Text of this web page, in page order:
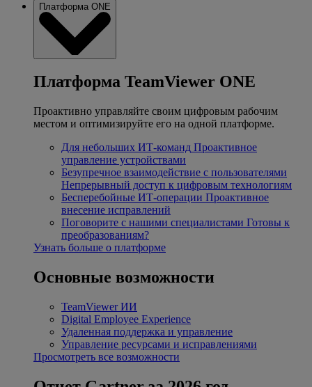
Платформа ONE
Платформа TeamViewer ONE
Проактивно управляйте своим цифровым рабочим
местом и оптимизируйте его на одной платформе.
Для небольших ИТ-команд Проактивное
управление устройствами
Безупречное взаимодействие с пользователями
Непрерывный доступ к цифровым технологиям
Бесперебойные ИТ-операции Проактивное
внесение исправлений
Поговорите с нашими специалистами Готовы к
преобразованиям?
Узнать больше о платформе
Основные возможности
TeamViewer ИИ
Digital Employee Experience
Удаленная поддержка и управление
Управление ресурсами и исправлениями
Просмотреть все возможности